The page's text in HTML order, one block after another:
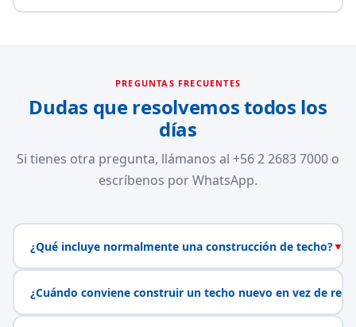
PREGUNTAS FRECUENTES
Dudas que resolvemos todos los
días
Si tienes otra pregunta, llámanos al +56 2 2683 7000 o
escríbenos por WhatsApp.
¿Qué incluye normalmente una construcción de techo?▼
¿Cuándo conviene construir un techo nuevo en vez de